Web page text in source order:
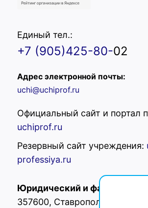
Единый тел.:
+7 (905)425-80-02
Адрес электронной почты:
uchi@uchiprof.ru
Официальный сайт и портал
uchiprof.ru
Резервный сайт учреждения:
professiya.ru
Юридический и фактический
357600, Ставропольский край,